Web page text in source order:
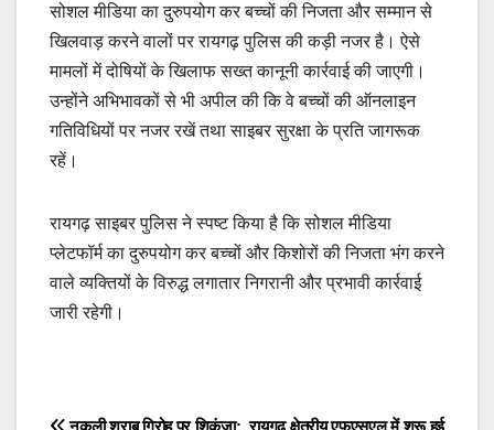
सोशल मीडिया का दुरुपयोग कर बच्चों की निजता और सम्मान से
खिलवाड़ करने वालों पर रायगढ़ पुलिस की कड़ी नजर है। ऐसे
मामलों में दोषियों के खिलाफ सख्त कानूनी कार्रवाई की जाएगी।
उन्होंने अभिभावकों से भी अपील की कि वे बच्चों की ऑनलाइन
गतिविधियों पर नजर रखें तथा साइबर सुरक्षा के प्रति जागरूक
रहें।
रायगढ़ साइबर पुलिस ने स्पष्ट किया है कि सोशल मीडिया
प्लेटफॉर्म का दुरुपयोग कर बच्चों और किशोरों की निजता भंग करने
वाले व्यक्तियों के विरुद्ध लगातार निगरानी और प्रभावी कार्रवाई
जारी रहेगी।
रायगढ़ क्षेत्रीय एफएसएल में शुरू हुई
नकली शराब गिरोह पर शिकंजा: